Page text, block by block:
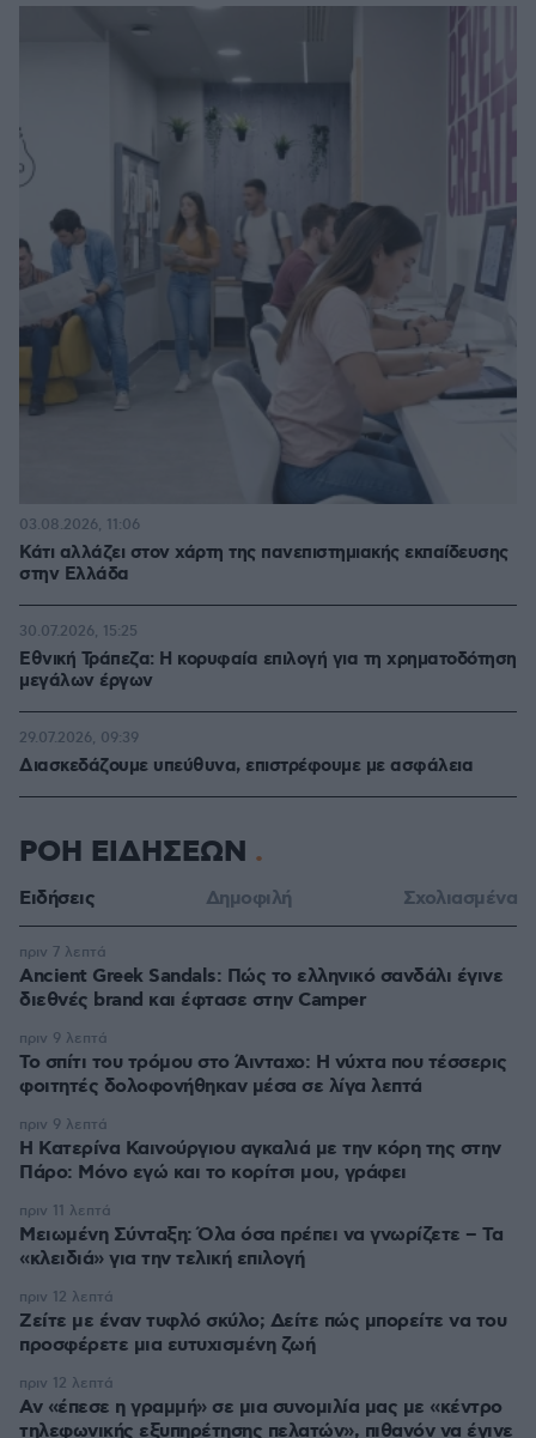
Κάτι αλλάζει στον χάρτη της πανεπιστημιακής εκπαίδευσης
στην Ελλάδα
03.08.2026, 11:06
Εθνική Τράπεζα: Η κορυφαία επιλογή για τη χρηματοδότηση
μεγάλων έργων
30.07.2026, 15:25
Διασκεδάζουμε υπεύθυνα, επιστρέφουμε με ασφάλεια
29.07.2026, 09:39
ΡΟΗ ΕΙΔΗΣΕΩΝ
Ειδήσεις Δημοφιλή Σχολιασμένα
Ancient Greek Sandals: Πώς το ελληνικό σανδάλι έγινε
διεθνές brand και έφτασε στην Camper
πριν 7 λεπτά
Το σπίτι του τρόμου στο Άινταχο: Η νύχτα που τέσσερις
φοιτητές δολοφονήθηκαν μέσα σε λίγα λεπτά
πριν 9 λεπτά
Η Κατερίνα Καινούργιου αγκαλιά με την κόρη της στην
Πάρο: Μόνο εγώ και το κορίτσι μου, γράφει
πριν 9 λεπτά
Μειωμένη Σύνταξη: Όλα όσα πρέπει να γνωρίζετε – Τα
«κλειδιά» για την τελική επιλογή
πριν 11 λεπτά
Ζείτε με έναν τυφλό σκύλο; Δείτε πώς μπορείτε να του
προσφέρετε μια ευτυχισμένη ζωή
πριν 12 λεπτά
Αν «έπεσε η γραμμή» σε μια συνομιλία μας με «κέντρο
τηλεφωνικής εξυπηρέτησης πελατών», πιθανόν να έγινε
πριν 12 λεπτά